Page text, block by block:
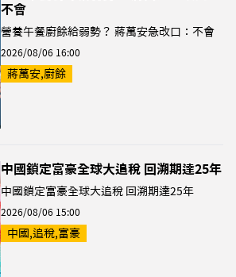
不會
營養午餐廚餘給弱勢？ 蔣萬安急改口：不會
2026/08/06 16:00
蔣萬安,廚餘
中國鎖定富豪全球大追稅 回溯期達25年
中國鎖定富豪全球大追稅 回溯期達25年
2026/08/06 15:00
中國,追稅,富豪